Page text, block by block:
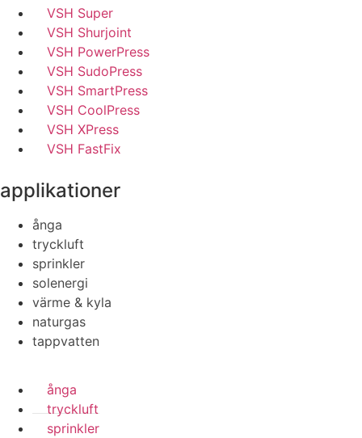
VSH Super
VSH Shurjoint
VSH PowerPress
VSH SudoPress
VSH SmartPress
VSH CoolPress
VSH XPress
VSH FastFix
applikationer
ånga
tryckluft
sprinkler
solenergi
värme & kyla
naturgas
tappvatten
ånga
tryckluft
sprinkler